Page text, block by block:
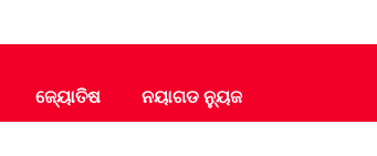
ଜ୍ୟୋତିଷ ନୟାଗଡ ନ୍ୟୁଜ